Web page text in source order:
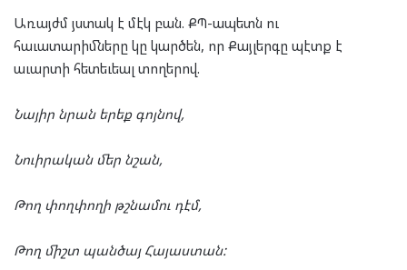
Առայժմ յստակ է մէկ բան. ՔՊ-ապետն ու
հաւատարիմները կը կարծեն, որ Քայլերգը պէտք է
աւարտի հետեւեալ տողերով.
Նայիր նրան երեք գոյնով,
Նուիրական մեր նշան,
Թող փողփողի թշնամու դէմ,
Թող միշտ պանծայ Հայաստան: